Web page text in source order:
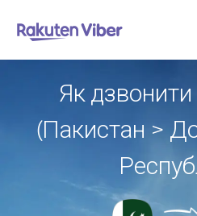
Як
(Пакистан >